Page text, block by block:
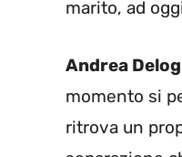
marito, ad
Andrea
momento si
ritrova un